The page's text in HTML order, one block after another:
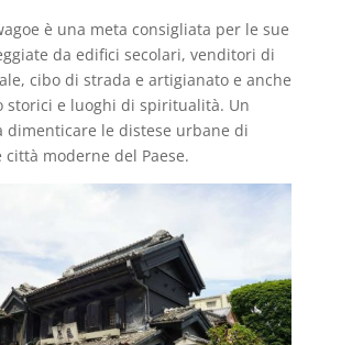
è una meta consigliata per le sue
da edifici secolari, venditori di
cibo di strada e artigianato e anche
storici e luoghi di spiritualità. Un
dimenticare le distese urbane di
moderne del Paese.